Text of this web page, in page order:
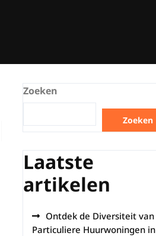
Zoeken
Zoeken
Laatste
artikelen
Ontdek de Diversiteit van
Particuliere Huurwoningen in